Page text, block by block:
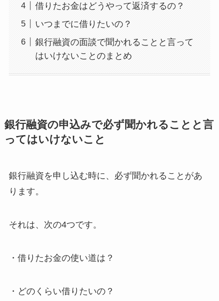
借りたお金はどうやって返済するの？
いつまでに借りたいの？
銀行融資の面談で聞かれることと言って
はいけないことのまとめ
銀行融資の申込みで必ず聞かれることと言
ってはいけないこと
銀行融資を申し込む時に、必ず聞かれることがあ
ります。
それは、次の4つです。
・借りたお金の使い道は？
・どのくらい借りたいの？